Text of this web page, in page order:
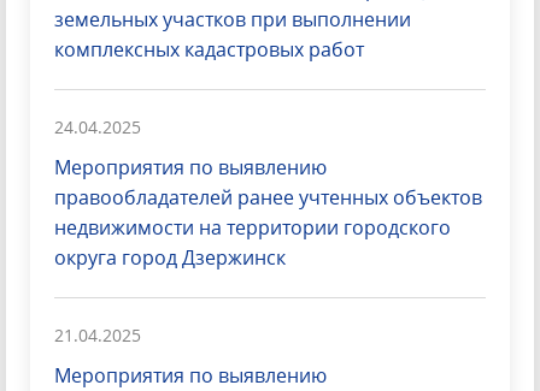
земельных участков при выполнении
комплексных кадастровых работ
24.04.2025
Мероприятия по выявлению
правообладателей ранее учтенных объектов
недвижимости на территории городского
округа город Дзержинск
21.04.2025
Мероприятия по выявлению